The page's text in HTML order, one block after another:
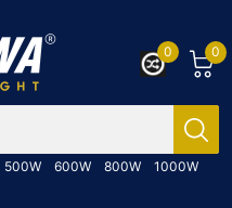
500W 600W 800W 1000W
0
0